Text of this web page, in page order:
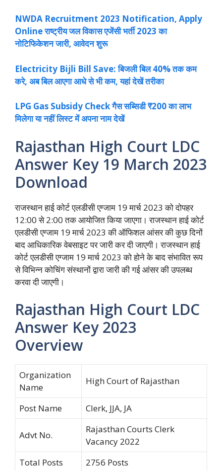
NWDA Recruitment 2023 Notification, Apply
Online राष्ट्रीय जल विकास एजेंसी भर्ती 2023 का
नोटिफिकेशन जारी, आवेदन शुरू
Electricity Bijli Bill Save: बिजली बिल 40% तक कम
करे, अब बिल आएगा आधे से भी कम, यहां देखें तरीका
LPG Gas Subsidy Check गैस सब्सिडी ₹200 का लाभ
मिलेगा या नहीं लिस्ट में अपना नाम देखें
Rajasthan High Court LDC
Answer Key 19 March 2023
Download
राजस्थान हाई कोर्ट एलडीसी एग्जाम 19 मार्च 2023 को दोपहर
12:00 से 2:00 तक आयोजित किया जाएगा। राजस्थान हाई कोर्ट
एलडीसी एग्जाम 19 मार्च 2023 की ऑफिशल आंसर की कुछ दिनों
बाद आधिकारिक वेबसाइट पर जारी कर दी जाएगी। राजस्थान हाई
कोर्ट एलडीसी एग्जाम 19 मार्च 2023 को होने के बाद संभावित रूप
से विभिन्न कोचिंग संस्थानों द्वारा जारी की गई आंसर की उपलब्ध
करवा दी जाएगी।
Rajasthan High Court LDC
Answer Key 2023
Overview
Organization
Name
High Court of Rajasthan
Post Name Clerk, JJA, JA
Advt No.
Rajasthan Courts Clerk
Vacancy 2022
Total Posts
2756 Posts